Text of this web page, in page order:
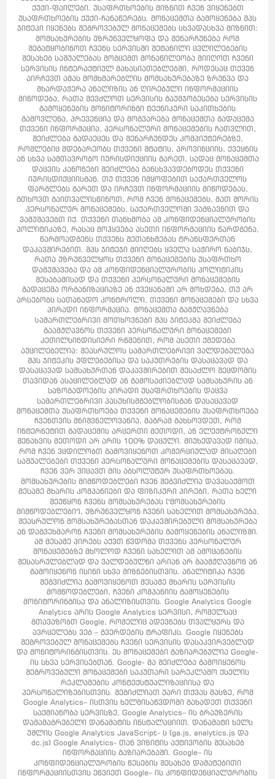
ქუქი-ფაილები. უსაფრთხოების მიზნით ჩვენ ვიყენებთ
უსაფრთხოების ქუქი-ჩანაწერებს. მონაცემთა გამოყენება შპს
ჯიტეკი იყენებს შეგროვებულ მონაცემებს სხვადასხვა მიზნით:
მომსახურების უზრუნველყოფა და შენარჩუნება რომ
შეგატყობინოთ ჩვენს სერვისში შეტანილი ცვლილებების
შესახებ საშუალებას მოგცემთ მონაწილეობა მიიღოთ ჩვენი
სერვისის ინტერაქტიულ მახასიათებლებში, როდესაც თქვენ
აირჩევთ ამას მომხმარებლის მომსახურებაზე ზრუნვა და
მხარდაჭერა ანალიზის ან ღირებული ინფორმაციის
მიწოდება, რათა შევძლოთ სერვისის გაუმჯობესება სერვისის
გამოყენების მონიტორინგი ტექნიკური საკითხების
გამოვლენა, პრევენცია და მოგვარება მონაცემთა გადაცემა
თქვენი ინფორმაცია, პერსონალური მონაცემების ჩათვლით,
შეიძლება გადაეცეს და შენარჩუნდეს კომპიუტერებზე,
რომლებიც მდებარეობს თქვენი შტატის, პროვინციის, ქვეყნის
ან სხვა სამთავრობო იურისდიქციის გარეთ, სადაც მონაცემთა
დაცვის კანონები შეიძლება განსხვავდებოდეს თქვენი
იურისდიქციისგან. თუ თქვენ იმყოფებით საქართველოს
ფარგლებს გარეთ და ირჩევთ ინფორმაციის მიწოდებას,
გთხოვთ გაითვალისწინოთ, რომ ჩვენ მონაცემებს, მათ შორის
პერსონალურ მონაცემებს, საქართველოში ვაგზავნით და
ვამუშავებთ იქ. თქვენი თანხმობა ამ კონფიდენციალურობის
პოლიტიკაზე, რასაც მოჰყვება ასეთი ინფორმაციის წარდგენა,
წარმოადგენს თქვენს შეთანხმებას ტრანსფერთან
დაკავშირებით. შპს ჯიტეჯი მიიღებს ყველა საჭირო ნაბიჯს,
რათა უზრუნველყოს თქვენი მონაცემების უსაფრთხო
დამუშავება და ამ კონფიდენციალურობის პოლიტიკის
შესაბამისად და თქვენი პერსონალური მონაცემების
გადაცემა ორგანიზაციაზე ან ქვეყანაში არ მოხდება, თუ არ
არსებობს სათანადო კონტროლი, თქვენი მონაცემები და სხვა
პირადი ინფორმაცია. მონაცემთა გამჟღავნება
Სამართლებრივი მოთხოვნები შპს ჯიტეკმა შეიძლება
გაამჟღავნოს თქვენი პერსონალური მონაცემები
კეთილსინდისიერი რწმენით, რომ ასეთი ქმედება
აუცილებელია: შეასრულოს სამართლებრივი ვალდებულება
შპს ჯიტეკის უფლებებისა და საკუთრების დასაცავად და
დასაცავად სამსახურთან დაკავშირებით შესაძლო შეცდომის
თავიდან ასაცილებლად ან გამოსაძიებლად სამსახურის ან
საზოგადოების პირადი უსაფრთხოების დაცვა
სამართლებრივი პასუხისმგებლობისგან დასაცავად
მონაცემთა უსაფრთხოება თქვენი მონაცემების უსაფრთხოება
ჩვენთვის მნიშვნელოვანია, მაგრამ გახსოვდეთ, რომ
ინტერნეტით გადაცემის არცერთი მეთოდი, ან ელექტრონული
შენახვის მეთოდი არ არის 100% დაცული. მიუხედავად იმისა,
რომ ჩვენ ვცდილობთ გამოვიყენოთ კომერციულად მისაღები
საშუალებები თქვენი პერსონალური მონაცემების დასაცავად,
ჩვენ ვერ ვიცავთ მის აბსოლუტურ უსაფრთხოებას.
მომსახურების მიმწოდებლები ჩვენ შეგვიძლია დავასაქმოთ
მესამე მხარის კომპანიები და ფიზიკური პირები, რათა ხელი
შეუწყონ ჩვენს მომსახურებას ("მომსახურების
მიმწოდებლები"), უზრუნველყონ ჩვენი სახელით მომსახურება,
შეასრულონ მომსახურებასთან დაკავშირებული მომსახურება
ან დაგვეხმარონ ჩვენი მომსახურების გამოყენების ანალიზში.
ამ მესამე პირებს აქვთ წვდომა თქვენს პერსონალურ
მონაცემებზე მხოლოდ ჩვენი სახელით ამ ამოცანების
შესასრულებლად და ვალდებულნი არიან არ გაამჟღავნონ ან
გამოიყენონ ისინი სხვა მიზნებისთვის. ანალიტიკა ჩვენ
შეგვიძლია გამოვიყენოთ მესამე მხარის სერვისის
მომწოდებლები, ჩვენი კომპანიის გამოყენების
მონიტორინგისა და ანალიზისთვის. Google Analytics Google
Analytics არის Google Analytics სერვისი, რომელსაც
გთავაზობთ Google, რომელიც ადევნებს თვალყურს და
ავრცელებს ვებ – გვერდების ტრაფიკს. Google იყენებს
შეგროვებულ მონაცემებს ჩვენი სერვისის დასაკვირვებლად
და მონიტორინგისთვის. ეს მონაცემები გაზიარებულია Google-
ის სხვა სერვისებთან. Google- მა შეიძლება გამოიყენოს
შეგროვებული მონაცემები საკუთარი სარეკლამო ქსელის
რეკლამების კონტექსტუალიზაციისა და
პერსონალიზებისთვის. შეგიძლიათ უარი თქვას მასზე, რომ
Google Analytics– ისთვის ხელმისაწვდომი გახადეთ თქვენი
საქმიანობა სერვისზე, Google Analytics– ის ბრაუზერის
დამამაგრებელი დანამატის ინსტალაციით. დანამატი ხელს
უშლის Google Analytics JavaScript- ს (ga.js, analytics.js და
dc.js) Google Analytics- თან ვიზიტის აქტივობის შესახებ
ინფორმაციის გაზიარებაში. Google– ის
კონფიდენციალურობის წესების შესახებ დამატებითი
ინფორმაციისთვის ეწვიეთ Google– ის კონფიდენციალურობის